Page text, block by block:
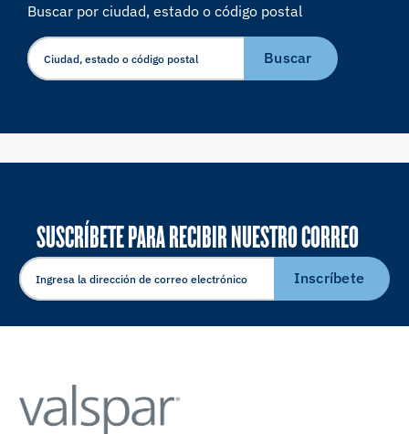
Buscar por ciudad, estado o código postal
Buscar
SUSCRÍBETE PARA RECIBIR NUESTRO CORREO
ELECTRÓNICO
Inscríbete